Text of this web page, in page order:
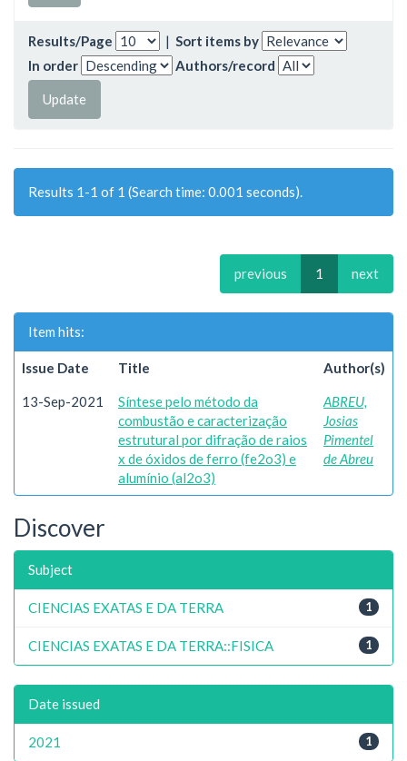
Results/Page | Sort items by
In order
Authors/record
Results 1-1 of 1 (Search time: 0.001 seconds).
previous 1 next
Item hits:
Issue Date Title Author(s)
13-Sep-2021
Síntese pelo método da
combustão e caracterização
estrutural por difração de raios
x de óxidos de ferro (fe2o3) e
alumínio (al2o3)
ABREU,
Josias
Pimentel
de Abreu
Discover
Subject
1
CIENCIAS EXATAS E DA TERRA
1
CIENCIAS EXATAS E DA TERRA::FISICA
Date issued
1
2021